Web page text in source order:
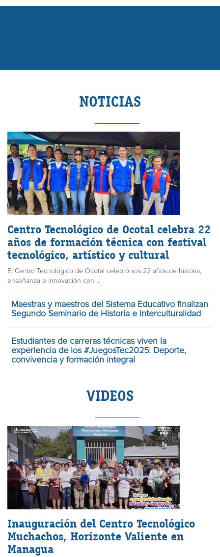
NOTICIAS
Centro Tecnológico de Ocotal celebra 22
años de formación técnica con festival
tecnológico, artístico y cultural
El Centro Tecnológico de Ocotal celebró sus 22 años de historia,
enseñanza e innovación con ...
Maestras y maestros del Sistema Educativo finalizan
Segundo Seminario de Historia e Interculturalidad
Estudiantes de carreras técnicas viven la
experiencia de los #JuegosTec2025: Deporte,
convivencia y formación integral
VIDEOS
Inauguración del Centro Tecnológico
Muchachos, Horizonte Valiente en
Managua